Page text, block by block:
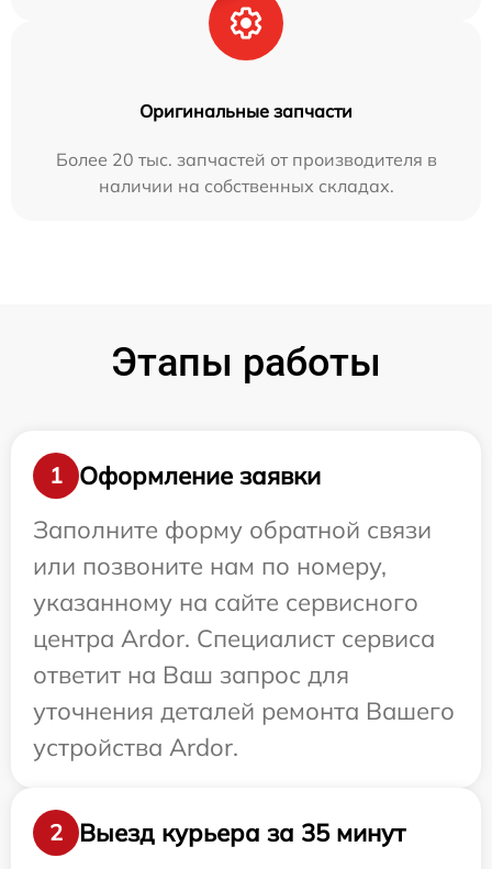
Оригинальные запчасти
Более 20 тыс. запчастей от производителя в
наличии на собственных складах.
Этапы работы
1
Оформление заявки
Заполните форму обратной связи
или позвоните нам по номеру,
указанному на сайте сервисного
центра Ardor. Специалист сервиса
ответит на Ваш запрос для
уточнения деталей ремонта Вашего
устройства Ardor.
2 Выезд курьера за 35 минут